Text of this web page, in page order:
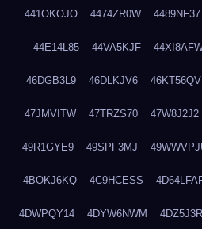
441OKOJO 4474ZR0W 4489NF37
44E14L85 44VA5KJF
46DGB3L9 46DLKJV6 46KT56QV
47JMVITW 47TRZS70 47W8J2J2
49R1GYE9 49SPF3MJ
4BOKJ6KQ 4C9HCESS
4DWPQY14 4DYW6NWM